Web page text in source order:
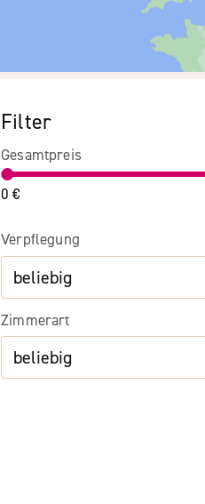
Filter
Gesamtpreis
0 €
Verpflegung
Zimmerart